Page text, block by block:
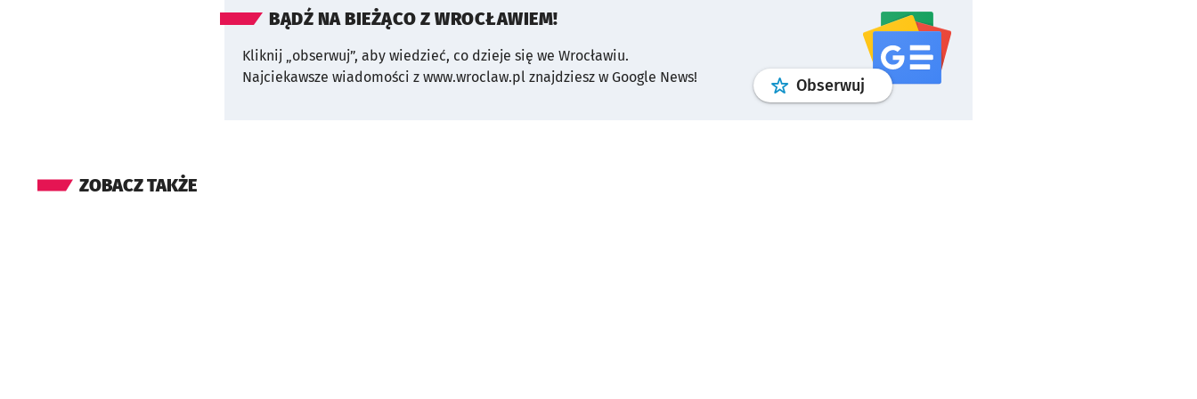
BĄDŹ NA BIEŻĄCO Z WROCŁAWIEM!
Kliknij „obserwuj”, aby wiedzieć, co dzieje się we Wrocławiu.
Najciekawsze wiadomości z www.wroclaw.pl znajdziesz w Google News!
Obserwuj profilgoogle news
ZOBACZ TAKŻE